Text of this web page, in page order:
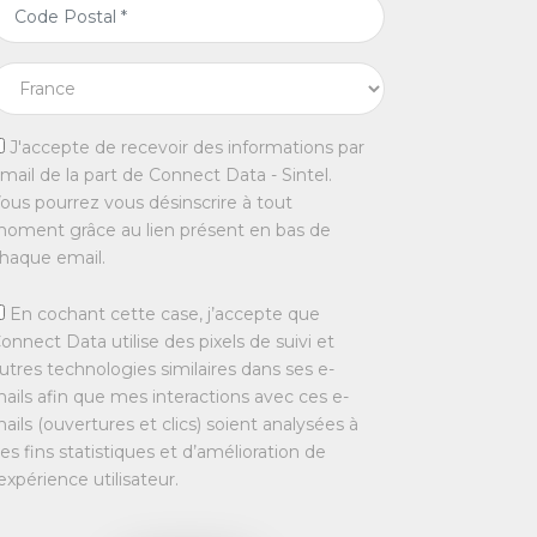
J'accepte de recevoir des informations par
de la part de Connect Data - Sintel.
pourrez vous désinscrire à tout
grâce au lien présent en bas de
email.
En cochant cette case, j’accepte que
Data utilise des pixels de suivi et
technologies similaires dans ses e-
afin que mes interactions avec ces e-
(ouvertures et clics) soient analysées à
fins statistiques et d’amélioration de
utilisateur.